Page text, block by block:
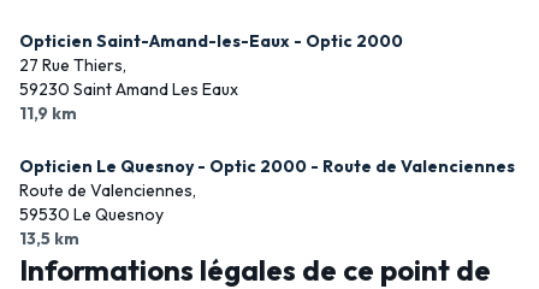
Opticien Saint-Amand-les-Eaux - Optic 2000
27 Rue Thiers,
59230 Saint Amand Les Eaux
11,9 km
Opticien Le Quesnoy - Optic 2000 - Route de Valenciennes
Route de Valenciennes,
59530 Le Quesnoy
13,5 km
Informations légales de ce point de